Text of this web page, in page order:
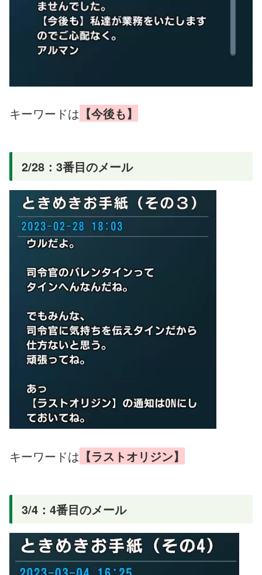
キーワードは 【今後も】
2/28：3番目のメール
キーワードは 【ラストオリジン】
3/4：4番目のメール